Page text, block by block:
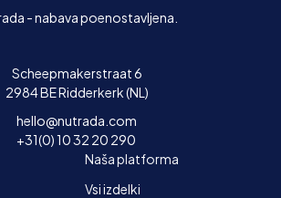
- nabava poenostavljena.
Scheepmakerstraat 6
2984 BE Ridderkerk (NL)
hello@nutrada.com
+31(0) 10 32 20 290
Naša platforma
Vsi izdelki